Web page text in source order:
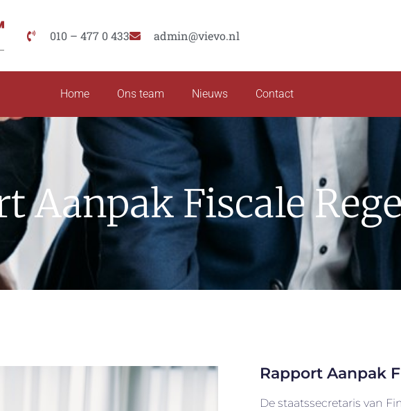
010 – 477 0 433 admin@vievo.nl
Home Ons team Nieuws Contact
Aanpak Fiscale
Rapport Aanpak
De staatssecretaris van